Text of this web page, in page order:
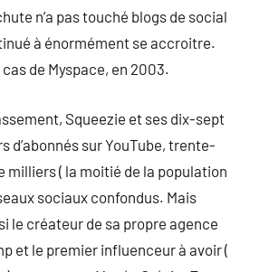
n’a pas touché blogs de social
à énormément se accroitre.
de Myspace, en 2003.
Squeezie et ses dix-sept
d’abonnés sur YouTube, trente-
milliers ( la moitié de la population
sociaux confondus. Mais
le créateur de sa propre agence
et le premier influenceur à avoir (